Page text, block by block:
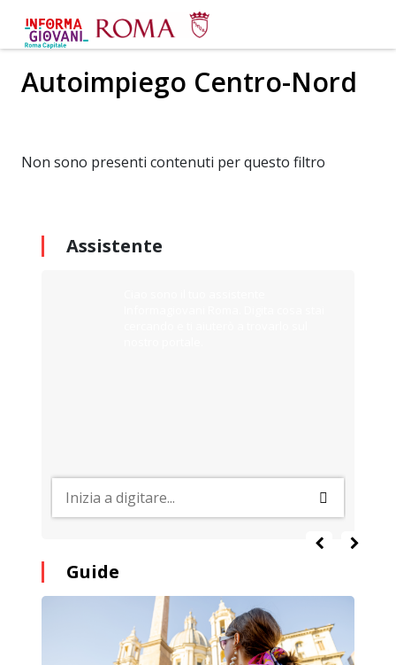
Autoimpiego Centro-Nord
Non sono presenti contenuti per questo filtro
Assistente
Guide